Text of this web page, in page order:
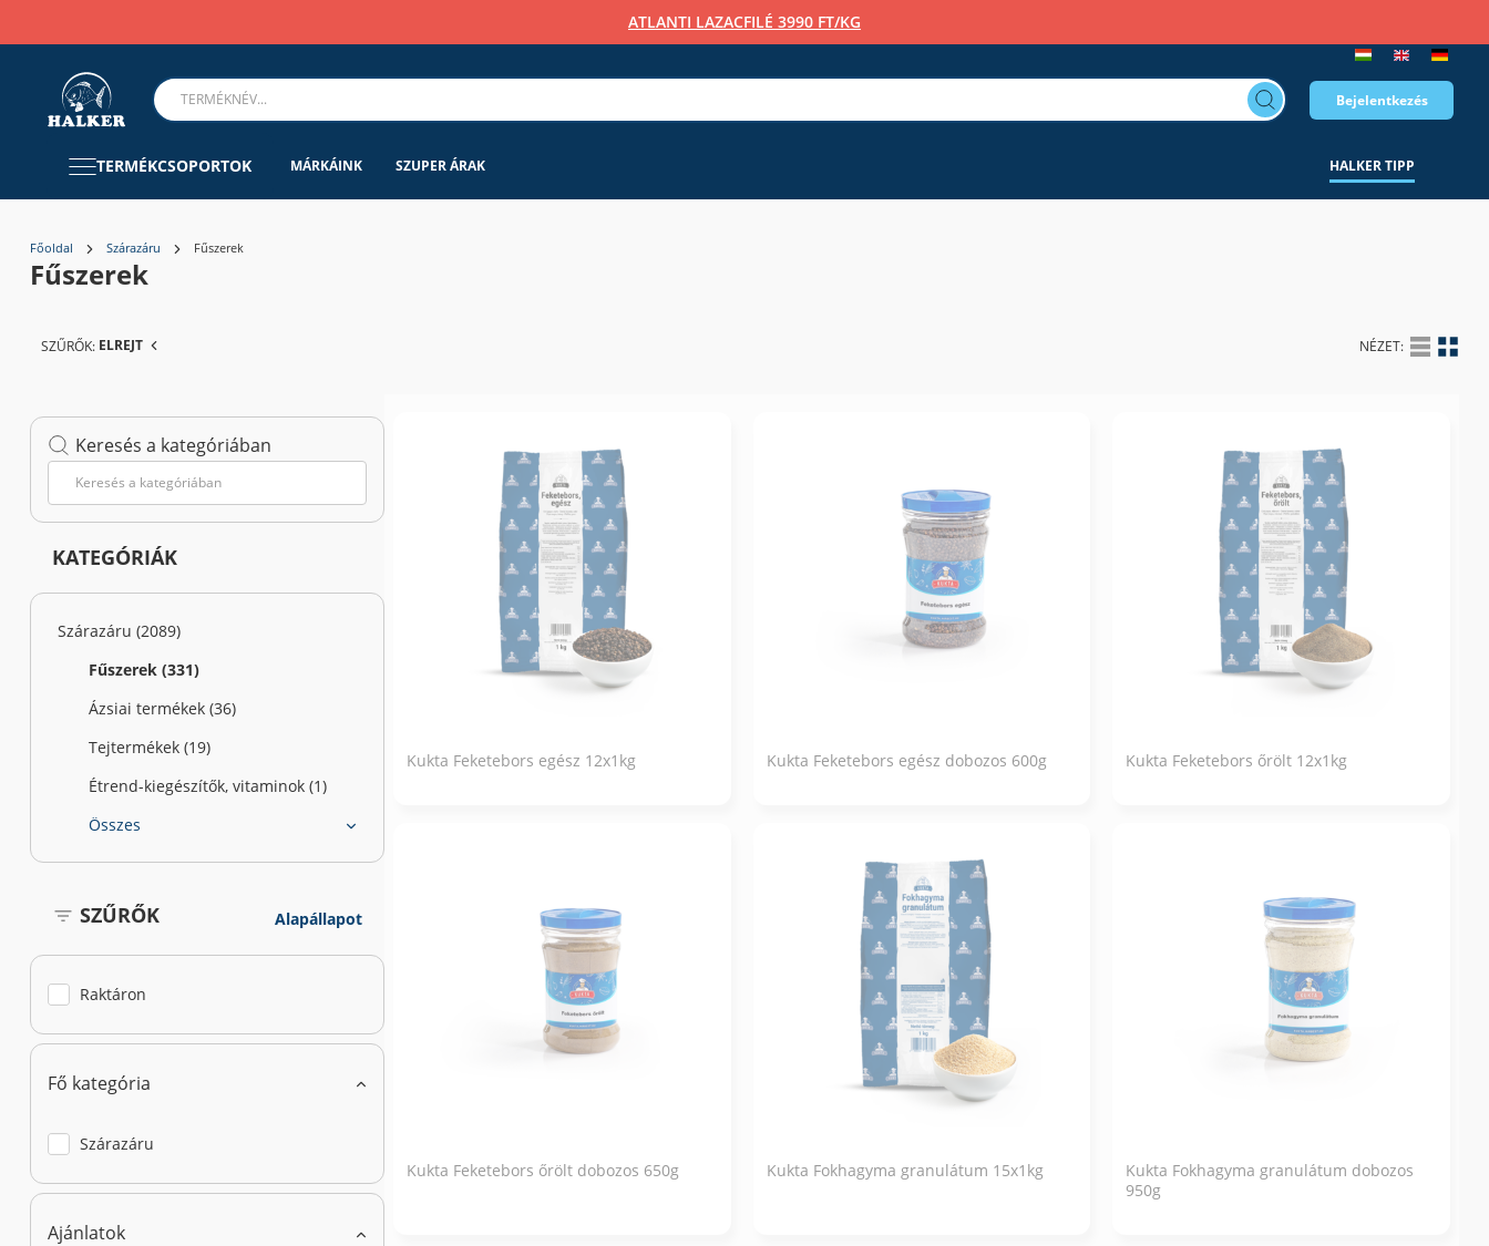
ATLANTI LAZACFILÉ 3990 FT/KG
Bejelentkezés
TERMÉKCSOPORTOK MÁRKÁINK SZUPER ÁRAK HALKER TIPP
Főoldal Szárazáru Fűszerek
Fűszerek
SZŰRŐK: ELREJT NÉZET:
Keresés a kategóriában
KATEGÓRIÁK
Szárazáru (2089)
Fűszerek (331)
Ázsiai termékek (36)
Tejtermékek (19)
Étrend-kiegészítők, vitaminok (1)
Összes
SZŰRŐK Alapállapot
Raktáron
Fő kategória
Szárazáru
Ajánlatok
Kukta Feketebors egész 12x1kg Kukta Feketebors egész dobozos 600g Kukta Feketebors őrölt 12x1kg
Kukta Feketebors őrölt dobozos 650g Kukta Fokhagyma granulátum 15x1kg
Kukta Fokhagyma granulátum dobozos
950g